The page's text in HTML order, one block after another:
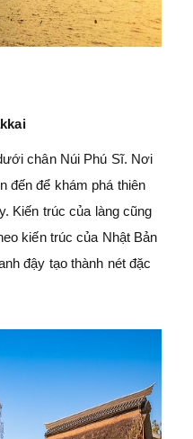
chân Núi Phú Sĩ. Nơi
đến để khám phá thiên
Kiến trúc của làng cũng
kiến trúc của Nhật Bản
đậy tạo thành nét đặc